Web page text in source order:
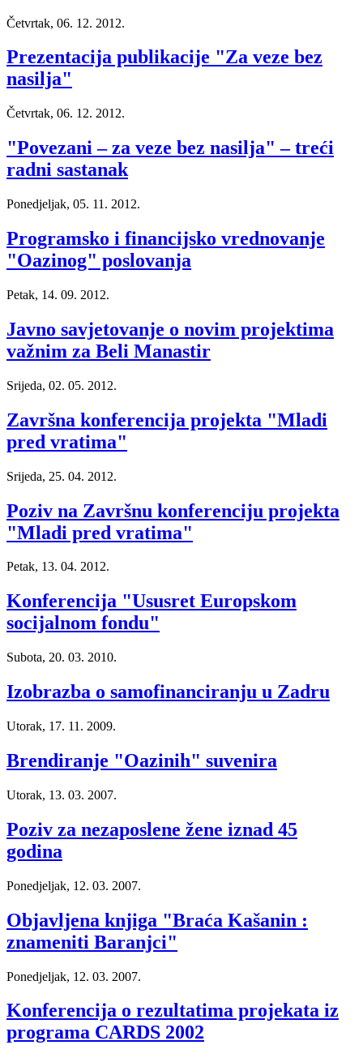
Četvrtak, 06. 12. 2012.
Prezentacija publikacije "Za veze bez
nasilja"
Četvrtak, 06. 12. 2012.
"Povezani – za veze bez nasilja" – treći
radni sastanak
Ponedjeljak, 05. 11. 2012.
Programsko i financijsko vrednovanje
"Oazinog" poslovanja
Petak, 14. 09. 2012.
Javno savjetovanje o novim projektima
važnim za Beli Manastir
Srijeda, 02. 05. 2012.
Završna konferencija projekta "Mladi
pred vratima"
Srijeda, 25. 04. 2012.
Poziv na Završnu konferenciju projekta
"Mladi pred vratima"
Petak, 13. 04. 2012.
Konferencija "Ususret Europskom
socijalnom fondu"
Subota, 20. 03. 2010.
Izobrazba o samofinanciranju u Zadru
Utorak, 17. 11. 2009.
Brendiranje "Oazinih" suvenira
Utorak, 13. 03. 2007.
Poziv za nezaposlene žene iznad 45
godina
Ponedjeljak, 12. 03. 2007.
Objavljena knjiga "Braća Kašanin :
znameniti Baranjci"
Ponedjeljak, 12. 03. 2007.
Konferencija o rezultatima projekata iz
programa CARDS 2002